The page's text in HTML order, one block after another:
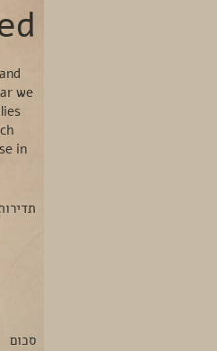
we
in
סכום